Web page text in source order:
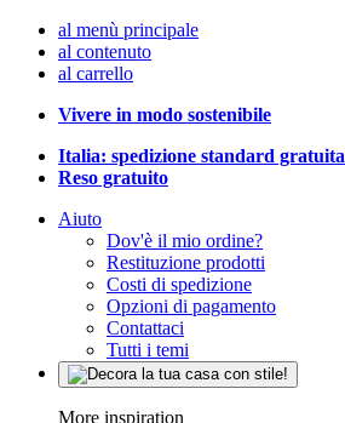
al menù principale
al contenuto
al carrello
Vivere in modo sostenibile
Italia: spedizione standard gratuita
Reso gratuito
Aiuto
Dov'è il mio ordine?
Restituzione prodotti
Costi di spedizione
Opzioni di pagamento
Contattaci
Tutti i temi
More inspiration